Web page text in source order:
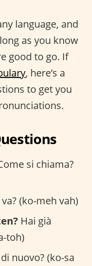
language, and
as you know
good to go. If
, here’s a
to get you
si chiama?
(ko-meh vah)
Hai già
toh)
di nuovo? (ko-sa